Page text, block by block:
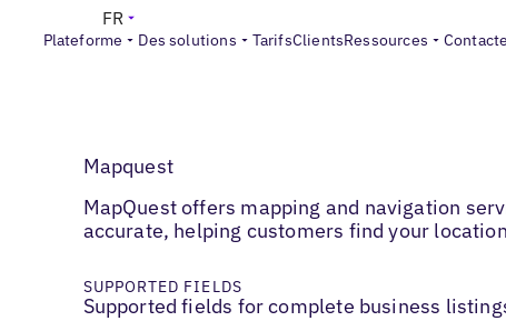
Plateforme Des solutions TarifsClientsRessources
FR
Mapquest
MapQuest offers mapping and navigation
accurate, helping customers find your
SUPPORTED FIELDS
Supported fields for complete business